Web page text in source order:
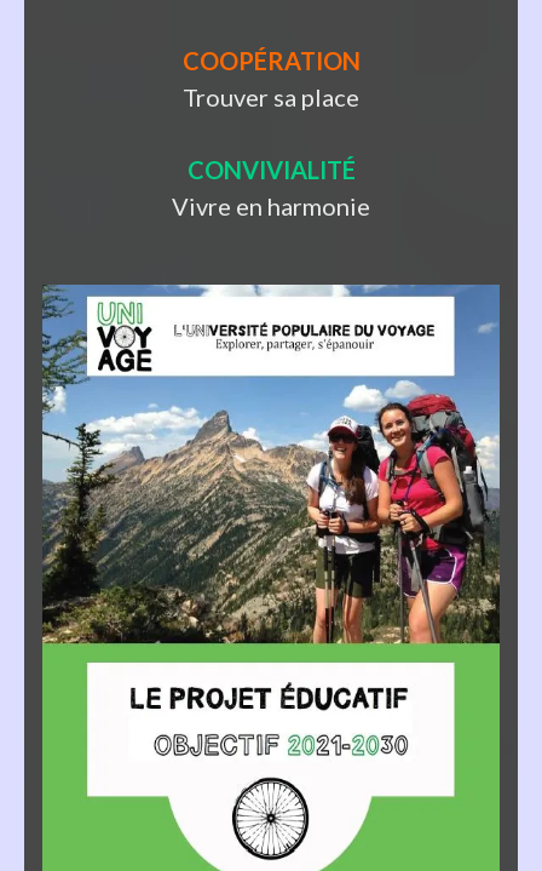
COOPÉRATION
Trouver sa place
CONVIVIALITÉ
Vivre en harmonie